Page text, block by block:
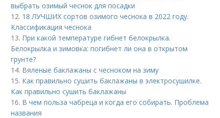
выбрать озимый чеснок для посадки
12. 18 ЛУЧШИХ сортов озимого чеснока в 2022 году.
Классификация чеснока
13. При какой температуре гибнет белокрылка.
Белокрылка и зимовка: погибнет ли она в открытом
грунте?
14. Вяленые баклажаны с чесноком на зиму
15. Как правильно сушить баклажаны в электросушилке.
Как правильно сушить баклажаны
16. В чем польза чабреца и когда его собирать. Проблема
названия